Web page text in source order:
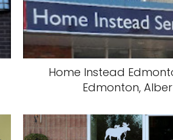
Home Instead
Edmonton,